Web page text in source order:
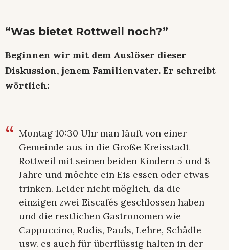
“Was bietet Rottweil noch?”
Beginnen wir mit dem Auslöser dieser
Diskussion, jenem Familienvater. Er schreibt
wörtlich:
Montag 10:30 Uhr man läuft von einer
Gemeinde aus in die Große Kreisstadt
Rottweil mit seinen beiden Kindern 5 und 8
Jahre und möchte ein Eis essen oder etwas
trinken. Leider nicht möglich, da die
einzigen zwei Eiscafés geschlossen haben
und die restlichen Gastronomen wie
Cappuccino, Rudis, Pauls, Lehre, Schädle
usw. es auch für überflüssig halten in der